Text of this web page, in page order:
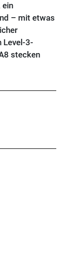
ein
– mit etwas
Level-3-
stecken